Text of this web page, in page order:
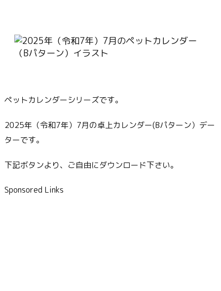
ペットカレンダーシリーズです。
2025年（令和7年）7月の卓上カレンダー(Bパターン）デー
ターです。
下記ボタンより、ご自由にダウンロード下さい。
Sponsored Links